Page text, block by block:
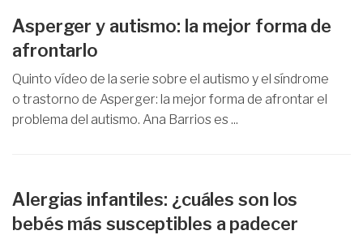
Asperger y autismo: la mejor forma de
afrontarlo
Quinto vídeo de la serie sobre el autismo y el síndrome
o trastorno de Asperger: la mejor forma de afrontar el
problema del autismo. Ana Barrios es ...
Alergias infantiles: ¿cuáles son los
bebés más susceptibles a padecer